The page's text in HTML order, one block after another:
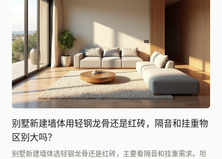
别墅新建墙体用轻钢龙骨还是红砖，隔音和挂重物
区别大吗？
别墅新建墙体选轻钢龙骨还是红砖，主要看隔音和挂重需求。坦